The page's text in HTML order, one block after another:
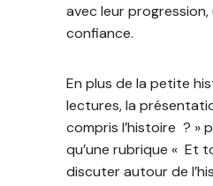
avec leur
confiance.
En plus de la petite
lectures, la
compris l’histoire ? »
qu’une rubrique « Et
discuter autour de